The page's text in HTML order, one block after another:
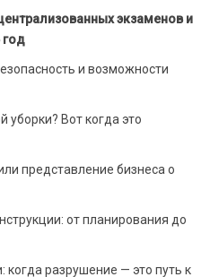
экзаменов и
год
и возможности
уборки? Вот когда это
представление бизнеса о
от планирования до
разрушение — это путь к